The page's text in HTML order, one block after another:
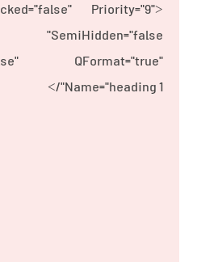
Priority="9"
SemiHidden="false"
QFormat="true"
Name="heading 1"/>